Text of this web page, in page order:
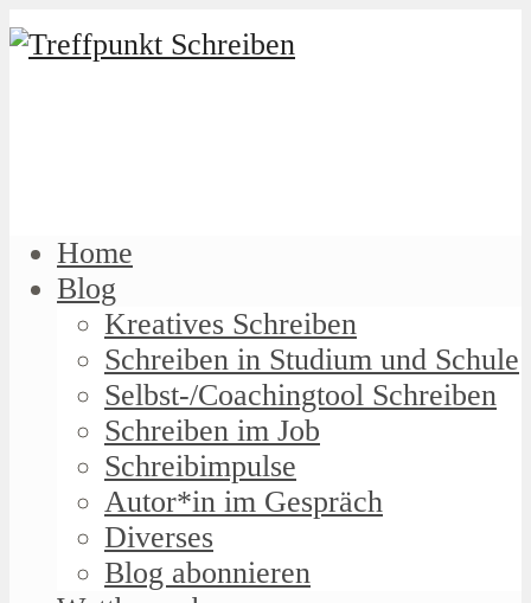
Home
Blog
Kreatives Schreiben
Schreiben in Studium und Schule
Selbst-/Coachingtool Schreiben
Schreiben im Job
Schreibimpulse
Autor*in im Gespräch
Diverses
Blog abonnieren